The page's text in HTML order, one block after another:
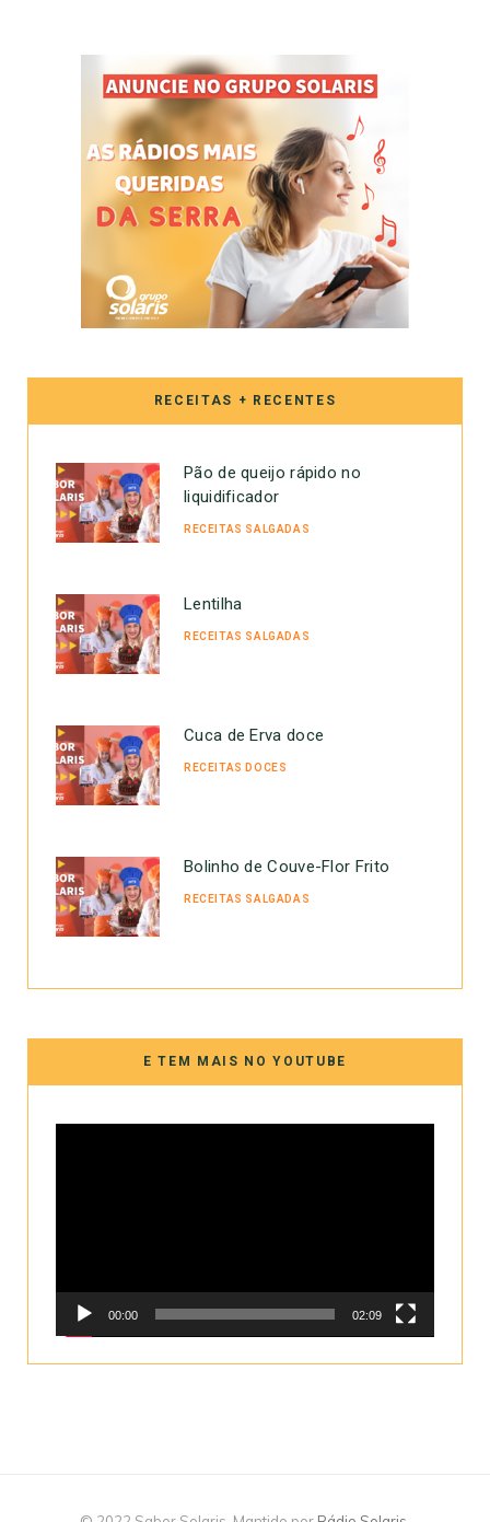
RECEITAS + RECENTES
Pão de queijo rápido no
liquidificador
RECEITAS SALGADAS
Lentilha
RECEITAS SALGADAS
Cuca de Erva doce
RECEITAS DOCES
Bolinho de Couve-Flor Frito
RECEITAS SALGADAS
E TEM MAIS NO YOUTUBE
00:00 02:09